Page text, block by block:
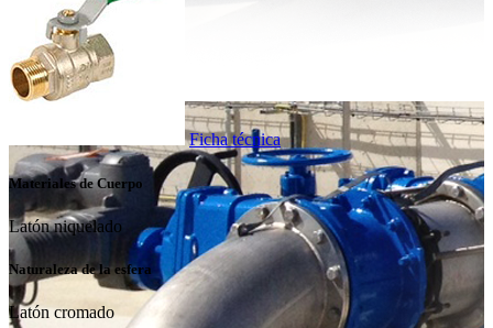
Ficha técnica
Materiales de Cuerpo
Latón niquelado
Naturaleza de la esfera
Latón cromado